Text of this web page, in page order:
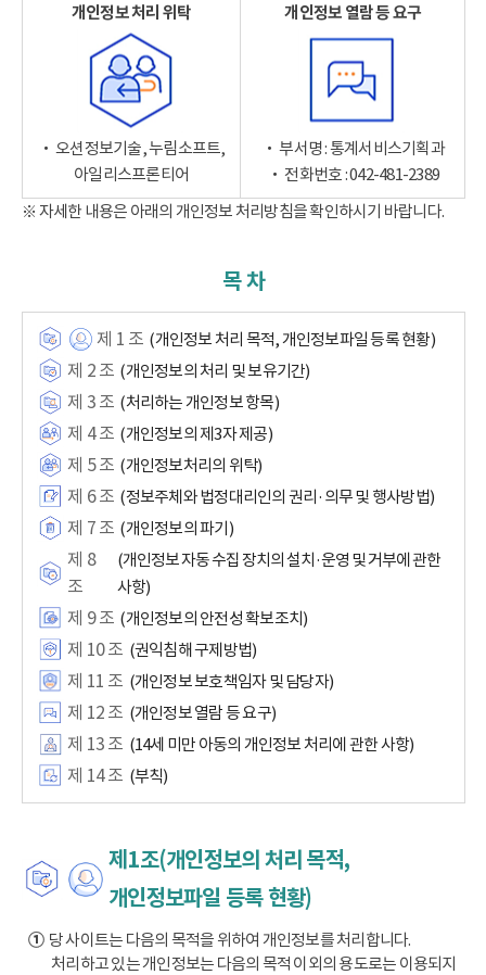
개인정보 처리 위탁
‧ 오션정보기술, 누림소프트,
아일리스프론티어
개인정보 열람 등 요구
‧ 부서명 : 통계서비스기획과
‧ 전화번호 : 042-481-2389
※ 자세한 내용은 아래의 개인정보 처리방침을 확인하시기 바랍니다.
목 차
제 1 조 (개인정보 처리 목적, 개인정보파일 등록 현황)
제 2 조 (개인정보의 처리 및 보유기간)
제 3 조 (처리하는 개인정보 항목)
제 4 조 (개인정보의 제3자 제공)
제 5 조 (개인정보처리의 위탁)
제 6 조 (정보주체와 법정대리인의 권리·의무 및 행사방법)
제 7 조 (개인정보의 파기)
제 8
조
(개인정보 자동 수집 장치의 설치·운영 및 거부에 관한
사항)
제 9 조 (개인정보의 안전성 확보조치)
제 10 조 (권익침해 구제방법)
제 11 조 (개인정보 보호책임자 및 담당자)
제 12 조 (개인정보 열람 등 요구)
제 13 조 (14세 미만 아동의 개인정보 처리에 관한 사항)
제 14 조 (부칙)
제1조(개인정보의 처리 목적,
개인정보파일 등록 현황)
①당 사이트는 다음의 목적을 위하여 개인정보를 처리합니다.
처리하고 있는 개인정보는 다음의 목적 이외의 용도로는 이용되지